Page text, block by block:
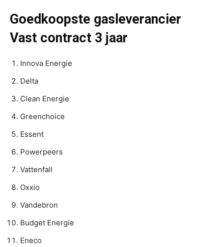
Goedkoopste gasleverancier
Vast contract 3 jaar
Innova Energie
Delta
Clean Energie
Greenchoice
Essent
Powerpeers
Vattenfall
Oxxio
Vandebron
Budget Energie
Eneco